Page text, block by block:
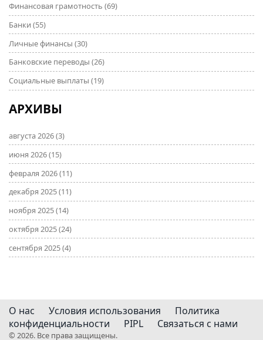
Финансовая грамотность (69)
Банки (55)
Личные финансы (30)
Банковские переводы (26)
Социальные выплаты (19)
АРХИВЫ
августа 2026(3)
июня 2026(15)
февраля 2026(11)
декабря 2025(11)
ноября 2025(14)
октября 2025(24)
сентября 2025(4)
О нас Условия использования
Политика
конфиденциальности
PIPL Связаться с нами
© 2026. Все права защищены.